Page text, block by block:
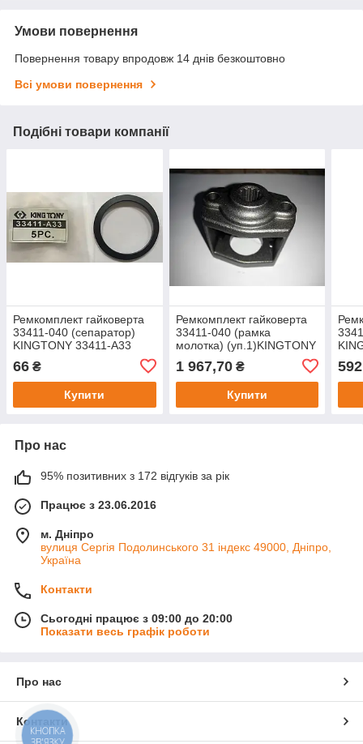
Умови повернення
Повернення товару впродовж 14 днів безкоштовно
Всі умови повернення
Подібні товари компанії
Ремкомплект гайковерта
33411-040 (сепаратор)
KINGTONY 33411-A33
66 ₴
Купити
Ремкомплект гайковерта
33411-040 (рамка
молотка) (уп.1)KINGTONY
1 967,70₴
Купити
Про нас
95% позитивних з 172 відгуків за рік
Працює з 23.06.2016
м. Дніпро
вулиця Сергія Подолинського 31 індекс 49000, Дніпро,
Україна
Контакти
Сьогодні працює з 09:00 до 20:00
Показати весь графік роботи
Про нас
Контакти
КНОПКА